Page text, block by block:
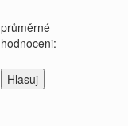
průměrné
hodnoceni: